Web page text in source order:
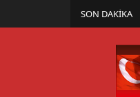
SON DAKİKA